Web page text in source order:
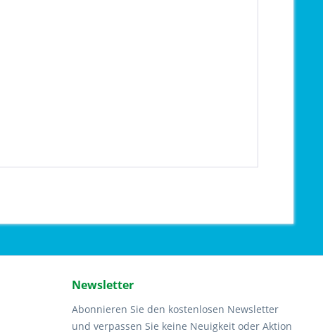
Newsletter
Abonnieren Sie den kostenlosen Newsletter
und verpassen Sie keine Neuigkeit oder Aktion